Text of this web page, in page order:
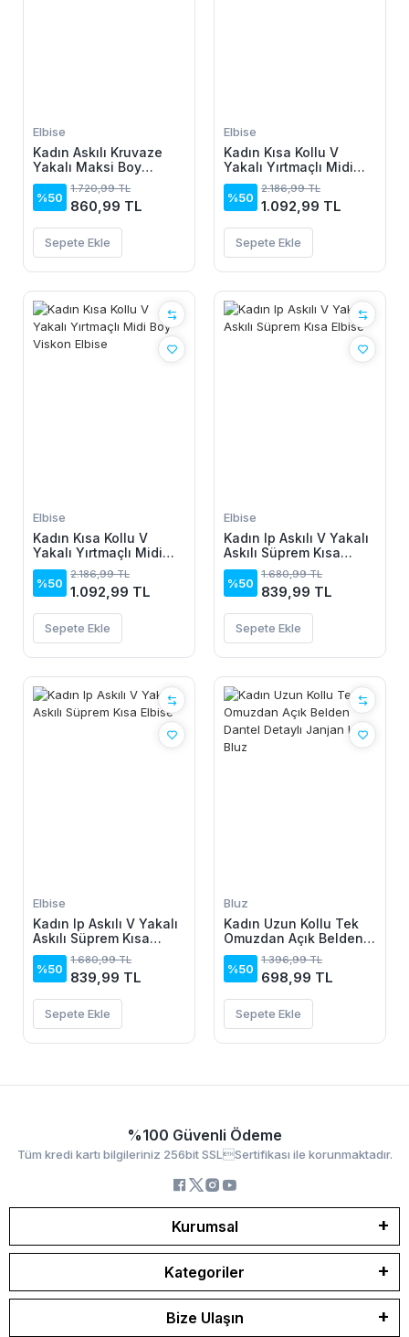
Elbise
Kadın Askılı Kruvaze
Yakalı Maksi Boy
Janjan Krep Elbise
%50
1.720,99 TL
860,99 TL
Sepete Ekle
Elbise
Kadın Kısa Kollu V
Yakalı Yırtmaçlı Midi
Boy Viskon Elbise
%50
2.186,99 TL
1.092,99 TL
Sepete Ekle
Elbise
Kadın Kısa Kollu V
Yakalı Yırtmaçlı Midi
Boy Viskon Elbise
%50
2.186,99 TL
1.092,99 TL
Sepete Ekle
Elbise
Kadın Ip Askılı V Yakalı
Askılı Süprem Kısa
Elbise
%50
1.680,99 TL
839,99 TL
Sepete Ekle
Elbise
Kadın Ip Askılı V Yakalı
Askılı Süprem Kısa
Elbise
%50
1.680,99 TL
839,99 TL
Sepete Ekle
Bluz
Kadın Uzun Kollu Tek
Omuzdan Açık Belden
Dantel Detaylı Janjan
Krep Bluz
%50
1.396,99 TL
698,99 TL
Sepete Ekle
%100 Güvenli Ödeme
Tüm kredi kartı bilgileriniz 256bit SSLSertifikası ile korunmaktadır.
Kurumsal
Kategoriler
Bize Ulaşın